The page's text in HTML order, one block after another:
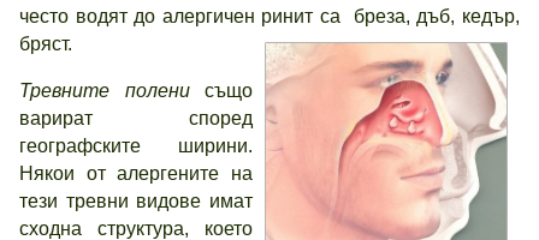
често водят до алергичен ринит са бреза, дъб, кедър,
бряст.
Тревните полени също
варират според
географските ширини.
Някои от алергените на
тези тревни видове имат
сходна структура, което